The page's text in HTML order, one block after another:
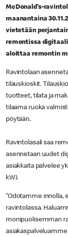
McDonald’s-
maanantaina
vietetään
remontissa
aloittaa remontin
Ravintolaan
tilauskioskit.
tuotteet, tilata ja
tilaama ruoka
pöytään.
Ravintolasali saa
asennetaan uudet
asiakkaita palvelee
kW).
”Odotamme innolla,
ravintolassa.
monipuolisemman